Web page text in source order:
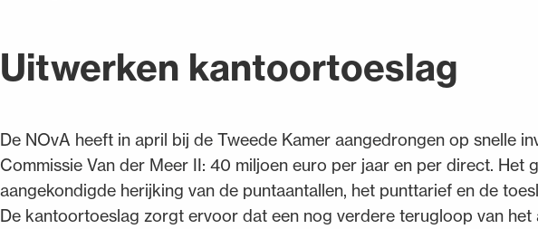
Uitwerken kantoortoeslag
De NOvA heeft in april bij de Tweede Kamer aangedrongen op snelle
Commissie Van der Meer II: 40 miljoen euro per jaar en per direct. Het
aangekondigde herijking van de puntaantallen, het punttarief en de
De kantoortoeslag zorgt ervoor dat een nog verdere terugloop van